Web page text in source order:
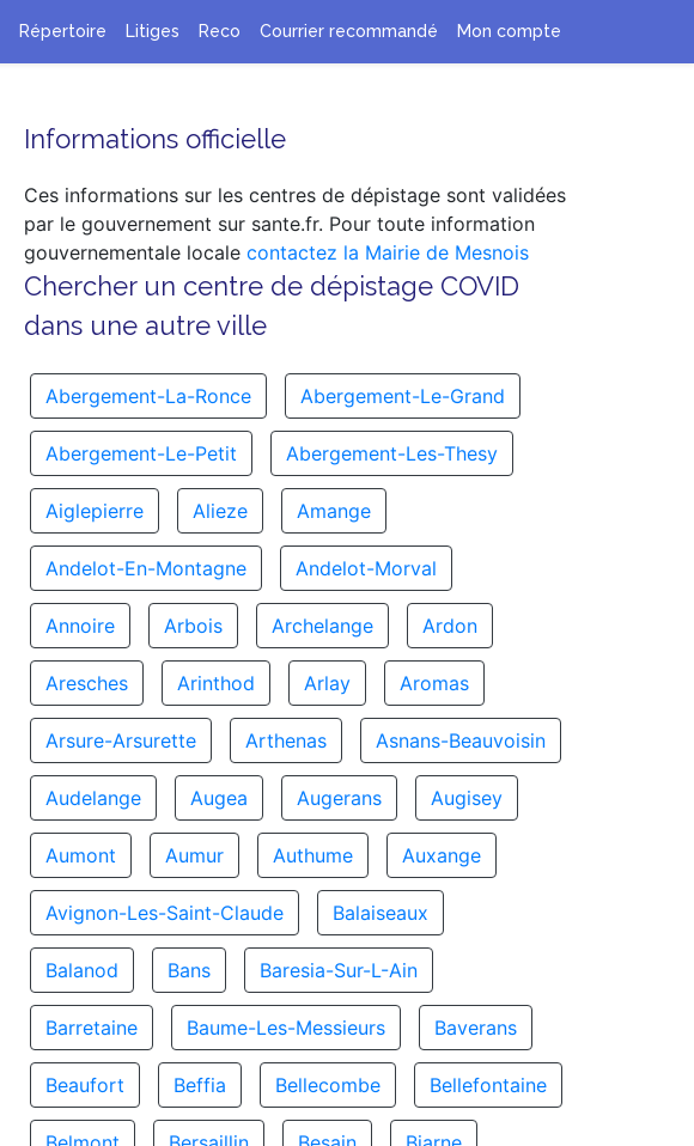
Répertoire Litiges Reco Courrier recommandé Mon compte
Informations officielle
Ces informations sur les centres de dépistage sont validées
par le gouvernement sur sante.fr. Pour toute information
gouvernementale localecontactez la Mairie de Mesnois
Chercher un centre de dépistage COVID
dans une autre ville
Abergement-La-Ronce Abergement-Le-Grand
Abergement-Le-Petit Abergement-Les-Thesy
Aiglepierre Alieze Amange
Andelot-En-Montagne Andelot-Morval
Annoire Arbois Archelange Ardon
Aresches Arinthod Arlay Aromas
Arsure-Arsurette Arthenas Asnans-Beauvoisin
Audelange Augea Augerans Augisey
Aumont Aumur Authume Auxange
Avignon-Les-Saint-Claude Balaiseaux
Balanod Bans Baresia-Sur-L-Ain
Barretaine Baume-Les-Messieurs Baverans
Beaufort Beffia Bellecombe Bellefontaine